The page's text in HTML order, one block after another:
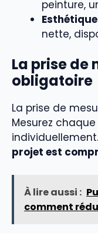
peinture,
nette,
La prise de
obligatoire
La prise de
Mesurez
projet est
À lire aussi :
comment